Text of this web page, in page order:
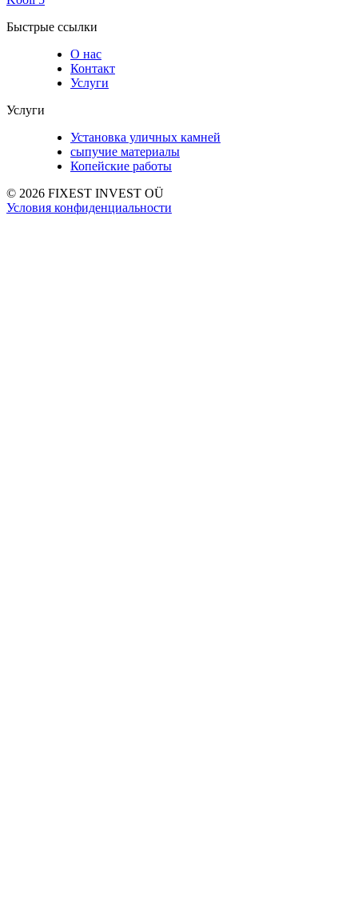
Быстрые ссылки
О нас
Контакт
Услуги
Услуги
Установка уличных камней
сыпучие материалы
Копейские работы
© 2026 FIXEST INVEST OÜ
Условия конфиденциальности